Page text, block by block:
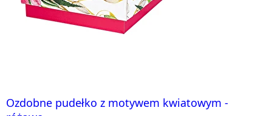
Ozdobne pudełko z motywem kwiatowym -